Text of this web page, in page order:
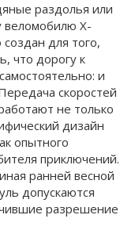
раздолья или
веломобилю X-
для того,
что дорогу к
и
скоростей
не только
дизайн
опытного
приключений.
ранней весной
допускаются
разрешение